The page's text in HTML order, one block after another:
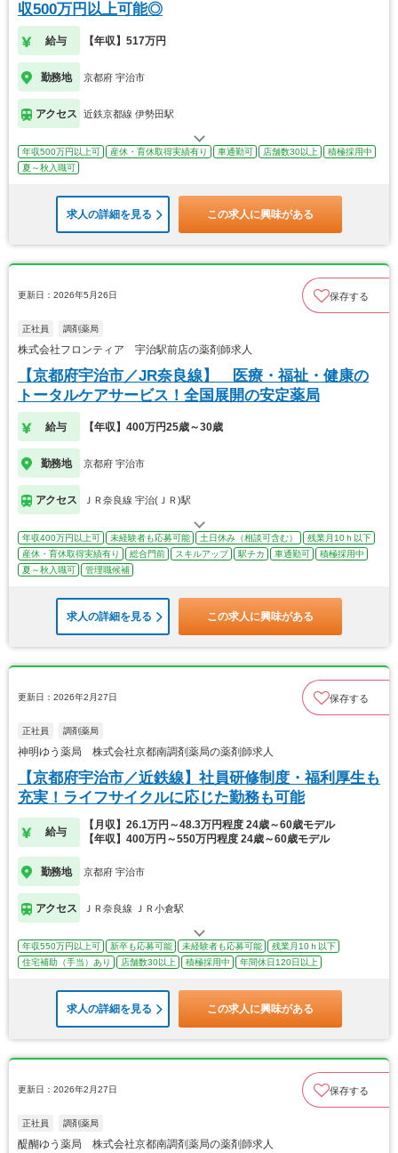
収500万円以上可能◎
給与 【年収】517万円
勤務地 京都府 宇治市
アクセス 近鉄京都線 伊勢田駅
年収500万円以上可 産休・育休取得実績有り 車通勤可 店舗数30以上
積極採用中
夏～秋入職可
求人の詳細を見る この求人に興味がある
更新日：2026年5月26日 保存する
正社員 調剤薬局
株式会社フロンティア 宇治駅前店の薬剤師求人
【京都府宇治市／JR奈良線】 医療・福祉・健康の
トータルケアサービス！全国展開の安定薬局
給与 【年収】400万円25歳～30歳
勤務地 京都府 宇治市
アクセス ＪＲ奈良線 宇治(ＪＲ)駅
年収400万円以上可 未経験者も応募可能 土日休み（相談可含む）
残業月10ｈ以下
産休・育休取得実績有り
総合門前 スキルアップ 駅チカ 車通勤可
積極採用中
夏～秋入職可
管理職候補
求人の詳細を見る この求人に興味がある
更新日：2026年2月27日 保存する
正社員 調剤薬局
神明ゆう薬局 株式会社京都南調剤薬局の薬剤師求人
【京都府宇治市／近鉄線】社員研修制度・福利厚生も
充実！ライフサイクルに応じた勤務も可能
給与
【月収】26.1万円～48.3万円程度 24歳～60歳モデル
【年収】400万円～550万円程度 24歳～60歳モデル
勤務地 京都府 宇治市
アクセス ＪＲ奈良線 ＪＲ小倉駅
年収550万円以上可 新卒も応募可能 未経験者も応募可能
残業月10ｈ以下
住宅補助（手当）あり
店舗数30以上 積極採用中 年間休日120日以上
求人の詳細を見る この求人に興味がある
更新日：2026年2月27日 保存する
正社員 調剤薬局
醍醐ゆう薬局 株式会社京都南調剤薬局の薬剤師求人